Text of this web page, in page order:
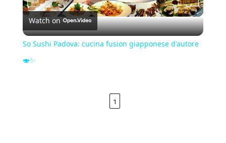
Video
Watch on
So Sushi Padova: cucina fusion giapponese d'autore
🍣✨
1